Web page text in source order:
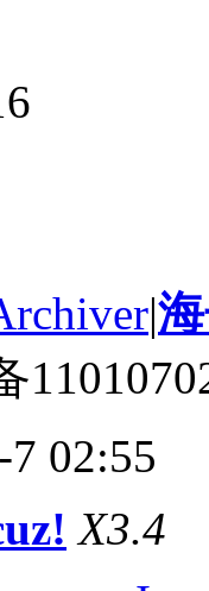
|
02:55
X3.4